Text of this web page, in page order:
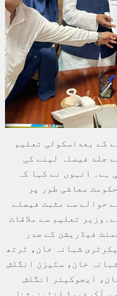
کے بعداسکولی تعلیم
جلد فیصلہ لینے کی
ہے۔ انہوں نے کہا کہ
معاشی طور پر
حوالے سے مثبت فیصلے
تعلیم سے ملاقات
فیڈریشن کے صدر
شبانہ خان، ٹرتھ
خان، سٹیزن انگلش
ایجوکیئر انگلش
آکسفورڈ انٹرنیشنل